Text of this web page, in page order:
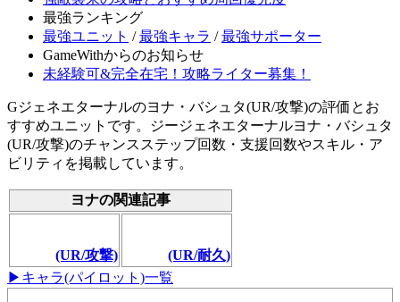
最強ランキング
最強ユニット /最強キャラ /最強サポーター
GameWithからのお知らせ
未経験可&完全在宅！攻略ライター募集！
Gジェネエターナルのヨナ・バシュタ(UR/攻撃)の評価とお
すすめユニットです。ジージェネエターナルヨナ・バシュタ
(UR/攻撃)のチャンスステップ回数・支援回数やスキル・ア
ビリティを掲載しています。
ヨナの関連記事
(UR/攻撃)
(UR/耐久)
▶キャラ(パイロット)一覧